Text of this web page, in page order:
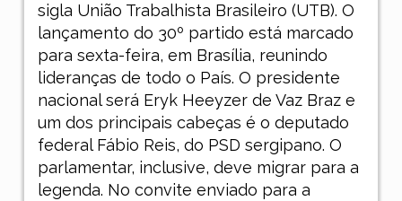
sigla União Trabalhista Brasileiro (UTB). O
lançamento do 30º partido está marcado
para sexta-feira, em Brasília, reunindo
lideranças de todo o País. O presidente
nacional será Eryk Heeyzer de Vaz Braz e
um dos principais cabeças é o deputado
federal Fábio Reis, do PSD sergipano. O
parlamentar, inclusive, deve migrar para a
legenda. No convite enviado para a